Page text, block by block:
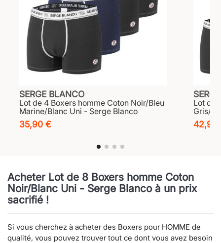
SERGE BLANCO
Lot de 4 Boxers homme Coton Noir/Bleu
Marine/Blanc Uni - Serge Blanco
35,90 €
Lot de
Gris/
42,90
Acheter Lot de 8 Boxers homme Coton
Noir/Blanc Uni - Serge Blanco à un prix
sacrifié !
Si vous cherchez à acheter des Boxers pour HOMME de
qualité, vous pouvez trouver tout ce dont vous avez besoin